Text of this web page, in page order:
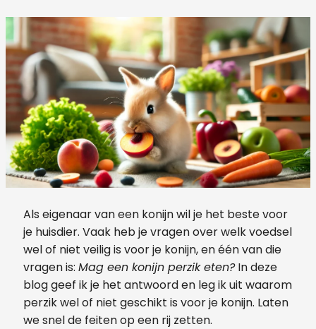
Als eigenaar van een konijn wil je het beste voor
je huisdier. Vaak heb je vragen over welk voedsel
wel of niet veilig is voor je konijn, en één van die
vragen is: Mag een konijn perzik eten?In deze
blog geef ik je het antwoord en leg ik uit waarom
perzik wel of niet geschikt is voor je konijn. Laten
we snel de feiten op een rij zetten.